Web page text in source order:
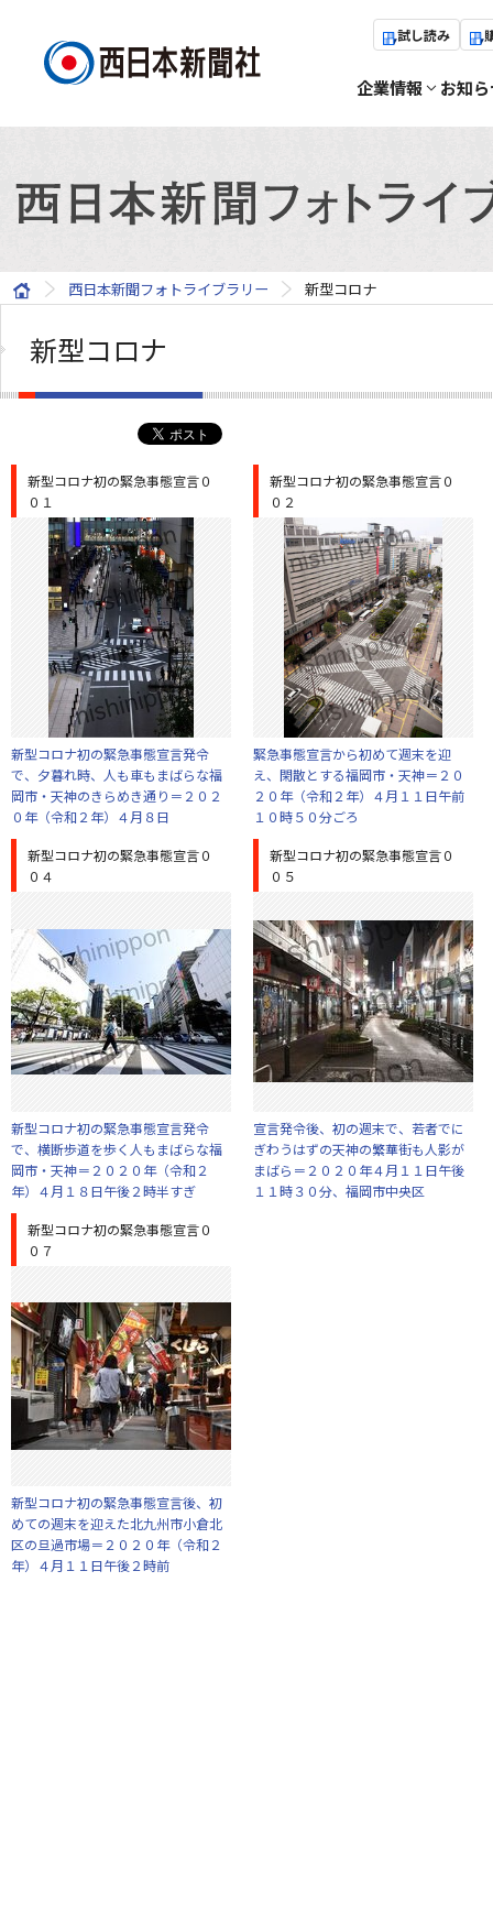
試し読み
企業情報 お知
西日本新聞フォトライブラリー 新型コロナ
新型コロナ
新型コロナ初の緊急事態宣言０
０１
新型コロナ初の緊急事態宣言発令
で、夕暮れ時、人も車もまばらな福
岡市・天神のきらめき通り＝２０２
０年（令和２年）４月８日
新型コロナ初の緊急事態宣言０
０２
緊急事態宣言から初めて週末を迎
え、閑散とする福岡市・天神＝２０
２０年（令和２年）４月１１日午前
１０時５０分ごろ
新型コロナ初の緊急事態宣言０
０４
新型コロナ初の緊急事態宣言発令
で、横断歩道を歩く人もまばらな福
岡市・天神＝２０２０年（令和２
年）４月１８日午後２時半すぎ
新型コロナ初の緊急事態宣言０
０５
宣言発令後、初の週末で、若者でに
ぎわうはずの天神の繁華街も人影が
まばら＝２０２０年４月１１日午後
１１時３０分、福岡市中央区
新型コロナ初の緊急事態宣言０
０７
新型コロナ初の緊急事態宣言後、初
めての週末を迎えた北九州市小倉北
区の旦過市場＝２０２０年（令和２
年）４月１１日午後２時前